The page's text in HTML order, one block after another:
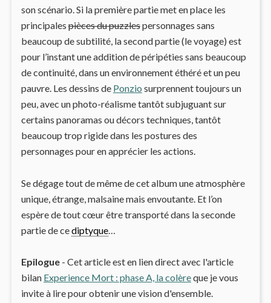
son scénario. Si la première partie met en place les
principales pièces du puzzlespersonnages sans
beaucoup de subtilité, la second partie (le voyage) est
pour l’instant une addition de péripéties sans beaucoup
de continuité, dans un environnement éthéré et un peu
pauvre. Les dessins de Ponzio surprennent toujours un
peu, avec un photo-réalisme tantôt subjuguant sur
certains panoramas ou décors techniques, tantôt
beaucoup trop rigide dans les postures des
personnages pour en apprécier les actions.
Se dégage tout de même de cet album une atmosphère
unique, étrange, malsaine mais envoutante. Et l’on
espère de tout cœur être transporté dans la seconde
partie de cediptyque…
Epilogue- Cet article est en lien direct avec l'article
bilan Experience Mort : phase A, la colèreque je vous
invite à lire pour obtenir une vision d'ensemble.